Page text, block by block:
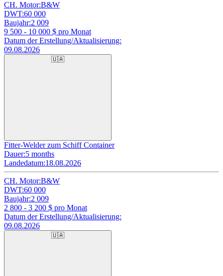
CH. Motor:B&W
DWT:60 000
Baujahr:2 009
9 500 - 10 000 $ pro Monat
Datum der Erstellung/Aktualisierung:
09.08.2026
🇺🇦
Fitter-Welder zum Schiff Container
Dauer:5 months
Landedatum:18.08.2026
CH. Motor:B&W
DWT:60 000
Baujahr:2 009
2 800 - 3 200 $ pro Monat
Datum der Erstellung/Aktualisierung:
09.08.2026
🇺🇦